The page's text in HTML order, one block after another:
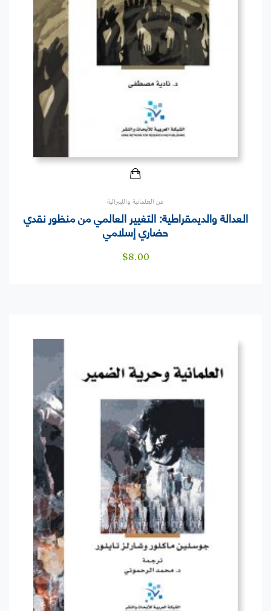
عن العلمانية والليبرالية
العدالة والديمقراطية: التغيير العالمي من منظور نقدي
حضاري إسلامي
$8.00